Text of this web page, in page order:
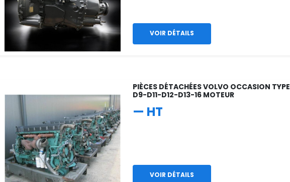
VOIR DÉTAILS
PIÈCES DÉTACHÉES VOLVO OCCASION TYPE
D9-D11-D12-D13-16 MOTEUR
— HT
VOIR DÉTAILS